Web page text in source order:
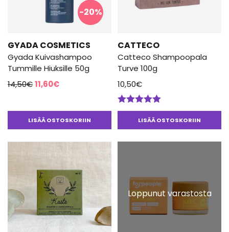
-20%
GYADA COSMETICS
Gyada Kuivashampoo
Tummille Hiuksille 50g
14,50€Alkuperäinen
oli:
14,50€.
11,60€Nykyinen
on:
11,60€.
LISÄÄ OSTOSKORIIN
CATTECO
Catteco Shampoopala
Turve 100g
10,50€
Arvostelu
tuotteesta:LISÄÄ OSTOSKORIIN
Loppunut varastosta